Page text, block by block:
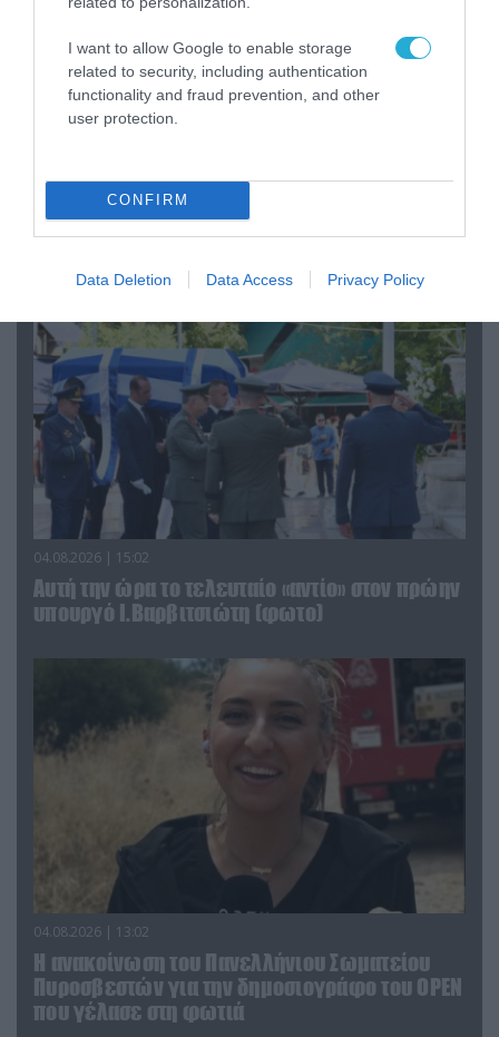
I want to allow Google to enable storage
related to security, including authentication
functionality and fraud prevention, and other
user protection.
CONFIRM
Data Deletion Data Access Privacy Policy
«Οι εντελώς αθώοι»: Η ανάρτηση του Αρκά για
τα ζώα που χάθηκαν στις πυρκαγιές της
Αττικής (φωτο)
04.08.2026 | 15:02
Αυτή την ώρα το τελευταίο «αντίο» στον πρώην
υπουργό Ι.Βαρβιτσιώτη (φωτο)
04.08.2026 | 13:02
Η ανακοίνωση του Πανελλήνιου Σωματείου
Πυροσβεστών για την δημοσιογράφο του OPEN
που γέλασε στη φωτιά